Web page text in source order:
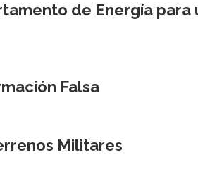
de Energía para
Falsa
Militares